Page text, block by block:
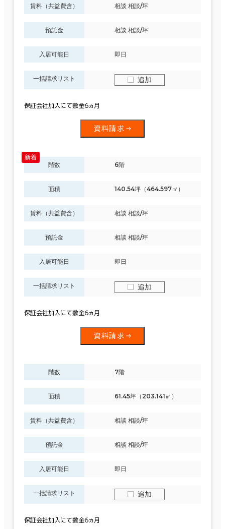
賃料（共益費含） 相談 相談/坪
預託金 相談 相談/坪
入居可能日 即日
一括請求リスト 追加
保証会社加入にて敷金6ヵ月
資料請求
階数 6階
面積 140.54坪（464.597㎡）
賃料（共益費含） 相談 相談/坪
預託金 相談 相談/坪
入居可能日 即日
一括請求リスト 追加
保証会社加入にて敷金6ヵ月
資料請求
階数 7階
面積 61.45坪（203.141㎡）
賃料（共益費含） 相談 相談/坪
預託金 相談 相談/坪
入居可能日 即日
一括請求リスト 追加
保証会社加入にて敷金6ヵ月